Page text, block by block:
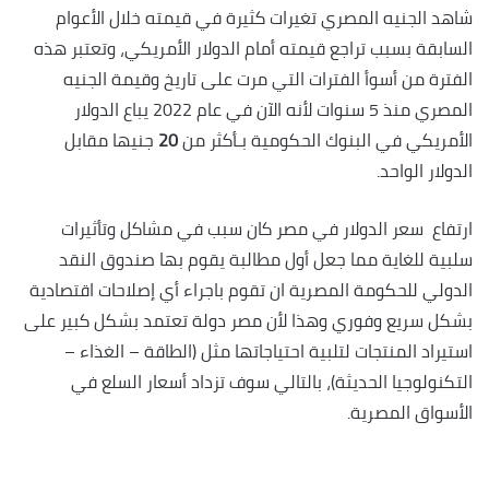
شاهد الجنيه المصري تغيرات كثيرة في قيمته خلال الأعوام
السابقة بسبب تراجع قيمته أمام الدولار الأمريكي، وتعتبر هذه
الفترة من أسوأ الفترات التي مرت على تاريخ وقيمة الجنيه
المصري منذ 5 سنوات لأنه الآن في عام 2022 يباع الدولار
الأمريكي في البنوك الحكومية بـأكثر من20 جنيها مقابل
الدولار الواحد.
ارتفاع سعر الدولار في مصر كان سبب في مشاكل وتأثيرات
سلبية للغاية مما جعل أول مطالبة يقوم بها صندوق النقد
الدولي للحكومة المصرية ان تقوم باجراء أي إصلاحات اقتصادية
بشكل سريع وفوري وهذا لأن مصر دولة تعتمد بشكل كبير على
استيراد المنتجات لتلبية احتياجاتها مثل (الطاقة – الغذاء –
التكنولوجيا الحديثة)، بالتالي سوف تزداد أسعار السلع في
الأسواق المصرية.